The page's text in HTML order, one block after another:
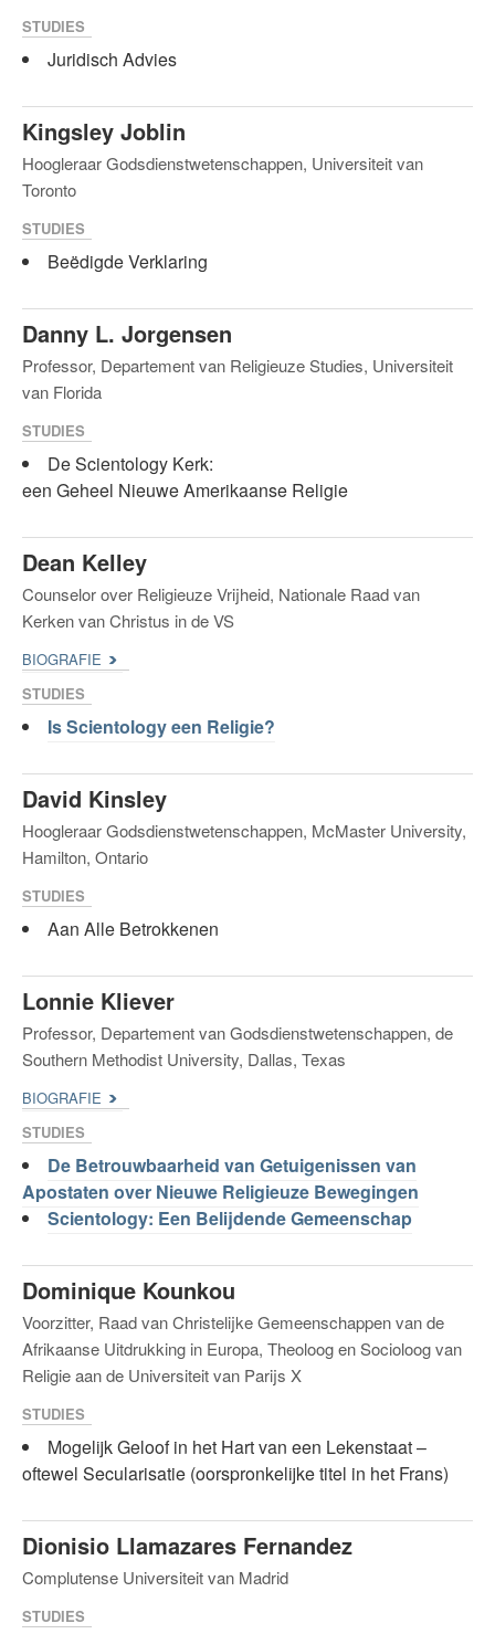
STUDIES
Juridisch Advies
Kingsley Joblin
Hoogleraar Godsdienstwetenschappen, Universiteit van
Toronto
STUDIES
Beëdigde Verklaring
Danny L. Jorgensen
Professor, Departement van Religieuze Studies, Universiteit
van Florida
STUDIES
De Scientology Kerk:
een Geheel Nieuwe Amerikaanse Religie
Dean Kelley
Counselor over Religieuze Vrijheid, Nationale Raad van
Kerken van Christus in de VS
BIOGRAFIE
STUDIES
Is Scientology een Religie?
David Kinsley
Hoogleraar Godsdienstwetenschappen, McMaster University,
Hamilton, Ontario
STUDIES
Aan Alle Betrokkenen
Lonnie Kliever
Professor, Departement van Godsdienstwetenschappen, de
Southern Methodist University, Dallas, Texas
BIOGRAFIE
STUDIES
De Betrouwbaarheid van Getuigenissen van
Apostaten over Nieuwe Religieuze Bewegingen
Scientology: Een Belijdende Gemeenschap
Dominique Kounkou
Voorzitter, Raad van Christelijke Gemeenschappen van de
Afrikaanse Uitdrukking in Europa, Theoloog en Socioloog van
Religie aan de Universiteit van Parijs X
STUDIES
Mogelijk Geloof in het Hart van een Lekenstaat –
oftewel Secularisatie (oorspronkelijke titel in het Frans)
Dionisio Llamazares Fernandez
Complutense Universiteit van Madrid
STUDIES